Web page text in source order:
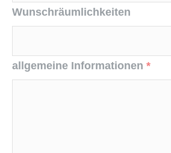
Wunschräumlichkeiten
allgemeine Informationen *